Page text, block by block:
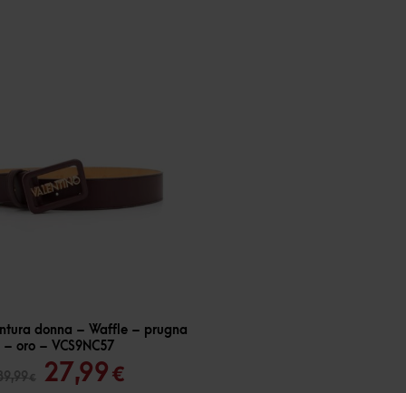
donna – Waffle – prugna
– oro – VCS9NC57
€
Il
27,99€Il